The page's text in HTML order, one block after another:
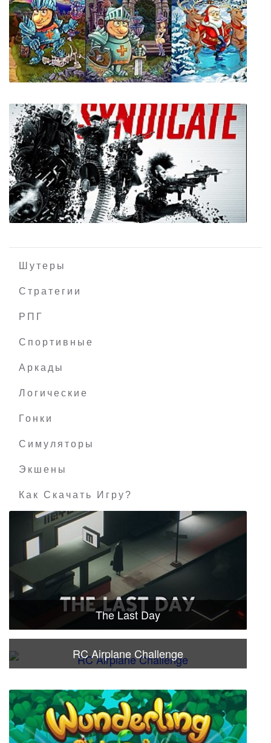
Batman The Telltale Series - Episode 1-5
Янки при дворе короля Артура. 3 в 1
Шутеры
Стратегии
РПГ
Спортивные
Аркады
Логические
Гонки
Симуляторы
Экшены
Как Скачать Игру?
The Last Day
RC Airplane Challenge